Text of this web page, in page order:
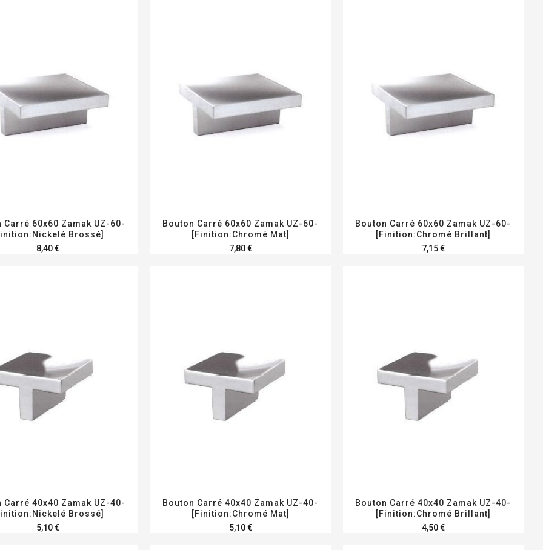
Carré 60x60 Zamak UZ-60-
Brossé]
8,40 €
Bouton Carré 60x60 Zamak UZ-60-
[Finition:Chromé Mat]
7,80 €
Bouton Carré 60x60 Zamak UZ-60-
[Finition:Chromé Brillant]
7,15 €
Carré 40x40 Zamak UZ-40-
Brossé]
5,10 €
Bouton Carré 40x40 Zamak UZ-40-
[Finition:Chromé Mat]
5,10 €
Bouton Carré 40x40 Zamak UZ-40-
[Finition:Chromé Brillant]
4,50 €